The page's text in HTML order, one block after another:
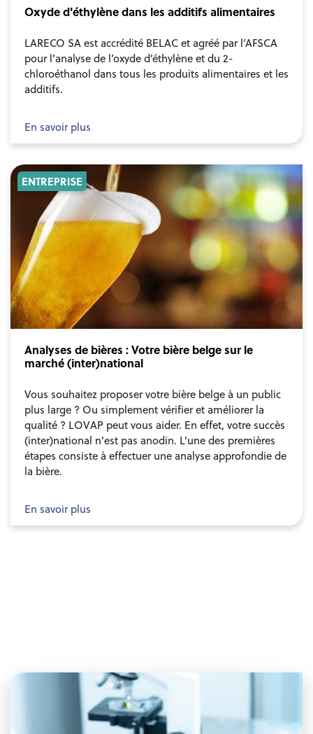
Oxyde d'éthylène dans les additifs alimentaires
LARECO SA est accrédité BELAC et agréé par l’AFSCA
pour l’analyse de l’oxyde d’éthylène et du 2-
chloroéthanol dans tous les produits alimentaires et les
additifs.
En savoir plus
Analyses de bières : Votre bière belge sur le
marché (inter)national
Vous souhaitez proposer votre bière belge à un public
plus large ? Ou simplement vérifier et améliorer la
qualité ? LOVAP peut vous aider. En effet, votre succès
(inter)national n'est pas anodin. L'une des premières
étapes consiste à effectuer une analyse approfondie de
la bière.
En savoir plus
ENTREPRISE